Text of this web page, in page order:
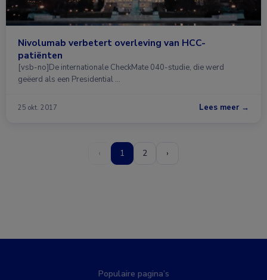
Nivolumab verbetert overleving van HCC-
patiënten
[vsb-no]De internationale CheckMate 040-studie, die werd
geëerd als een Presidential …
25 okt. 2017 Lees meer →
‹ 1 2 ›
Populaire pagina’s